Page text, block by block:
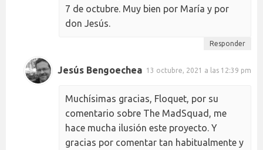
7 de octubre. Muy bien por María y por
don Jesús.
Responder
Jesús Bengoechea 13 octubre, 2021 a las 12:39 pm
Muchísimas gracias, Floquet, por su
comentario sobre The MadSquad, me
hace mucha ilusión este proyecto. Y
gracias por comentar tan habitualmente y